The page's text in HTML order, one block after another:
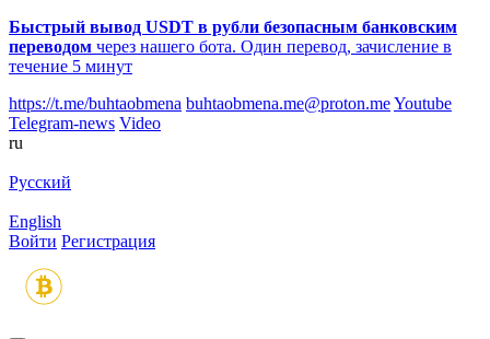
Быстрый вывод USDT в рубли безопасным банковским
переводом через нашего бота. Один перевод, зачисление в
течение 5 минут
https://t.me/buhtaobmena buhtaobmena.me@proton.meYoutube
Telegram-news Video
ru
Русский
English
Войти Регистрация